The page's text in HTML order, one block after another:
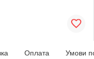
Оплата Умови